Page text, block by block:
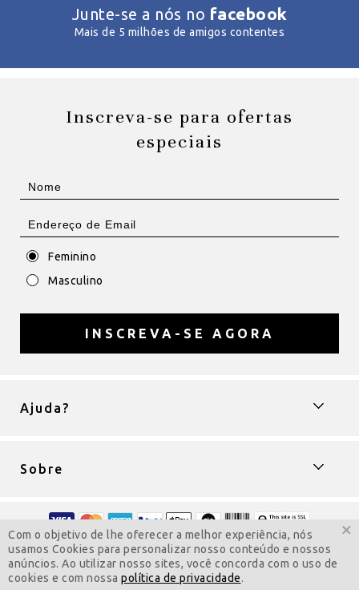
Junte-se a nós no facebook
Mais de 5 milhões de amigos contentes
Inscreva-se para ofertas
especiais
Feminino
Masculino
INSCREVA-SE AGORA
Ajuda?
Sobre
Copyright © 2009-2022 ColarComNome
Todos os direitos reservados.
Visite a versão para computador
Com o objetivo de lhe oferecer a melhor experiência, nós
usamos Cookies para personalizar nosso conteúdo e nossos
anúncios. Ao utilizar nosso sites, você concorda com o uso de
cookies e com nossa política de privacidade.
×